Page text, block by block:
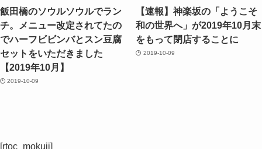
飯田橋のソウルソウルでラン
チ。メニュー改定されてたの
でハーフビビンバとスン豆腐
セットをいただきました
【2019年10月】
2019-10-09
【速報】神楽坂の「ようこそ
和の世界へ」が2019年10月末
をもって閉店することに
2019-10-09
[rtoc_mokuji]